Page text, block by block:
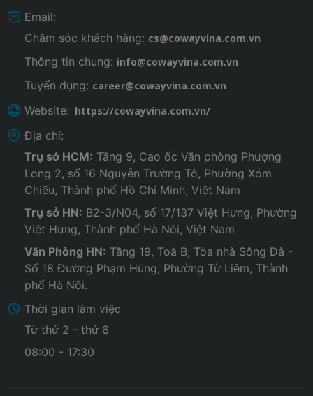
Email:
Chăm sóc khách hàng: cs@cowayvina.com.vn
Thông tin chung: info@cowayvina.com.vn
Tuyển dụng: career@cowayvina.com.vn
Website: https://cowayvina.com.vn/
Địa chỉ:
Trụ sở HCM: Tầng 9, Cao ốc Văn phòng Phượng
Long 2, số 16 Nguyễn Trường Tộ, Phường Xóm
Chiếu, Thành phố Hồ Chí Minh, Việt Nam
Trụ sở HN: B2-3/N04, số 17/137 Việt Hưng, Phường
Việt Hưng, Thành phố Hà Nội, Việt Nam
Văn Phòng HN: Tầng 19, Toà B, Tòa nhà Sông Đà -
Số 18 Đường Phạm Hùng, Phường Từ Liêm, Thành
phố Hà Nội.
Thời gian làm việc
Từ thứ 2 - thứ 6
08:00 - 17:30